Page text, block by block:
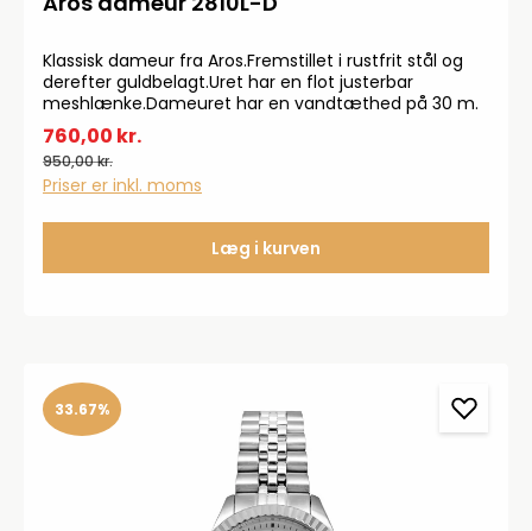
Klassisk dameur fra Aros.Fremstillet i rustfrit stål og
derefter guldbelagt.Uret har en flot justerbar
meshlænke.Dameuret har en vandtæthed på 30 m.
760,00 kr.
950,00 kr.
Priser er inkl. moms
Læg i kurven
33.67%